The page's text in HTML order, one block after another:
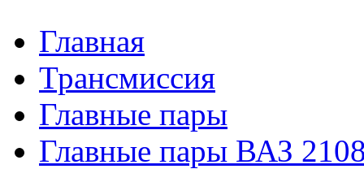
Главная
Трансмиссия
Главные пары
Главные пары ВАЗ